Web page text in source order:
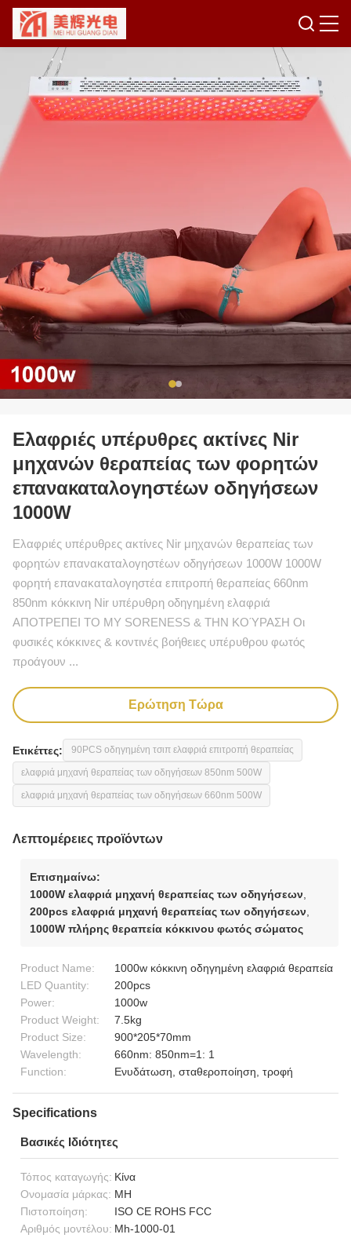
Ελαφριές υπέρυθρες ακτίνες Nir
μηχανών θεραπείας των φορητών
επανακαταλογηστέων οδηγήσεων
1000W
Ελαφριές υπέρυθρες ακτίνες Nir μηχανών θεραπείας των
φορητών επανακαταλογηστέων οδηγήσεων 1000W 1000W
φορητή επανακαταλογηστέα επιτροπή θεραπείας 660nm
850nm κόκκινη Nir υπέρυθρη οδηγημένη ελαφριά
ΑΠΟΤΡΕΠΕΙ ΤΟ ΜΥ SORENESS & ΤΗΝ ΚΟΎΡΑΣΗ Οι
φυσικές κόκκινες & κοντινές βοήθειες υπέρυθρου φωτός
προάγουν ...
Ερώτηση Τώρα
Ετικέττες: 90PCS οδηγημένη τσιπ ελαφριά επιτροπή θεραπείας
ελαφριά μηχανή θεραπείας των οδηγήσεων 850nm 500W
ελαφριά μηχανή θεραπείας των οδηγήσεων 660nm 500W
Λεπτομέρειες προϊόντων
Επισημαίνω:
1000W ελαφριά μηχανή θεραπείας των οδηγήσεων
200pcs ελαφριά μηχανή θεραπείας των οδηγήσεων
1000W πλήρης θεραπεία κόκκινου φωτός σώματος
Product Name:
1000w κόκκινη οδηγημένη ελαφριά θεραπεία
LED Quantity:
200pcs
Power:
1000w
Product Weight:
7.5kg
Product Size:
900*205*70mm
Wavelength:
660nm: 850nm=1: 1
Function:
Ενυδάτωση, σταθεροποίηση, τροφή
Specifications
Βασικές Ιδιότητες
Τόπος καταγωγής: Κίνα
Ονομασία μάρκας: MH
Πιστοποίηση:
ISO CE ROHS FCC
Αριθμός μοντέλου: Mh-1000-01